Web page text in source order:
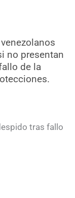
no presentan
de la